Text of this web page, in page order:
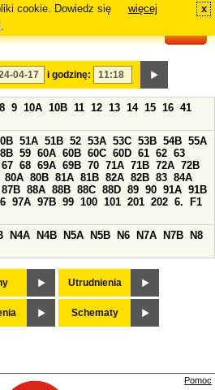
cookie. Dowiedz się
więcej x
i godzinę:
8 9 10A 10B 11 12 13 14 15 16 41
51A 51B 52 53A 53C 53B 54B 55A
59 60A 60B 60C 60D 61 62 63
67 68 69A 69B 70 71A 71B 72A 72B
80A 80B 81A 81B 82A 82B 83 84A
87B 88A 88B 88C 88D 89 90 91A 91B
97A 97B 99 100 101 201 202 6.
F1
N4A N4B N5A N5B N6 N7A N7B
N8
Utrudnienia
Schematy
Pomoc